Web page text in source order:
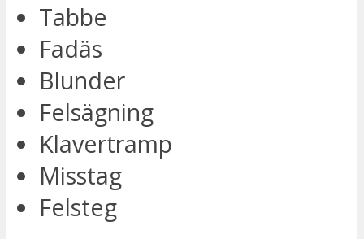
Tabbe
Fadäs
Blunder
Felsägning
Klavertramp
Misstag
Felsteg